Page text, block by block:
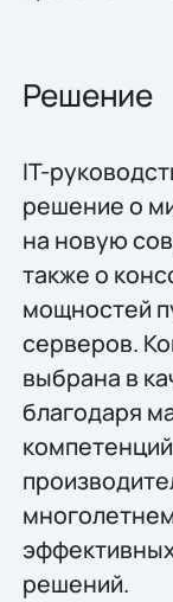
Решение
IT-
решение о
на новую
также о
мощностей
серверов.
выбрана в
благодаря
решений.